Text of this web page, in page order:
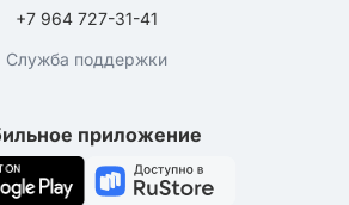
+7 964 727-31-41
Служба поддержки
приложение